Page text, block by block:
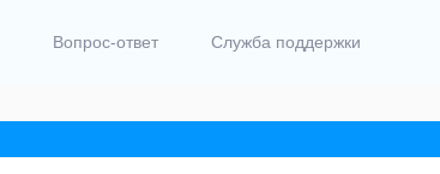
Вопрос-ответ Служба поддержки